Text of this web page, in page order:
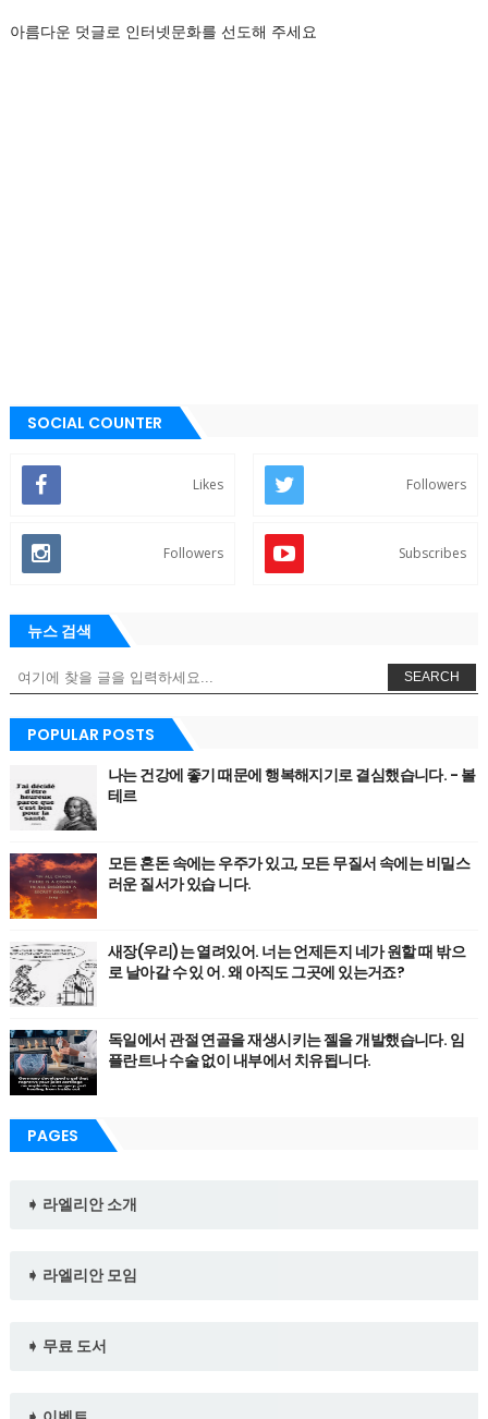
아름다운 덧글로 인터넷문화를 선도해 주세요
SOCIAL COUNTER
Likes Followers
Followers Subscribes
뉴스 검색
SEARCH
POPULAR POSTS
나는 건강에 좋기 때문에 행복해지기로 결심했습니다. - 볼
테르
모든 혼돈 속에는 우주가 있고, 모든 무질서 속에는 비밀스
러운 질서가 있습 니다.
새장(우리)는 열려있어. 너는 언제든지 네가 원할 때 밖으
로 날아갈 수 있 어. 왜 아직도 그곳에 있는거죠?
독일에서 관절 연골을 재생시키는 젤을 개발했습니다. 임
플란트나 수술 없이 내부에서 치유됩니다.
PAGES
➧ 라엘리안 소개
➧ 라엘리안 모임
➧ 무료 도서